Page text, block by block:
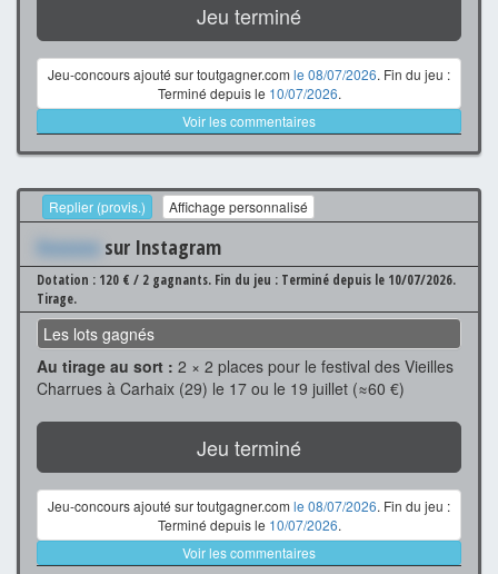
Jeu terminé
Jeu-concours ajouté sur toutgagner.com le 08/07/2026. Fin du jeu :
Terminé depuis le 10/07/2026.
Voir les commentaires
Replier (provis.) Affichage personnalisé
Xxxxxxx sur Instagram
Dotation : 120 € / 2 gagnants. Fin du jeu : Terminé depuis le 10/07/2026.
Tirage.
Les lots gagnés
Au tirage au sort : 2 × 2 places pour le festival des Vieilles
Charrues à Carhaix (29) le 17 ou le 19 juillet (≈60 €)
Jeu terminé
Jeu-concours ajouté sur toutgagner.com le 08/07/2026. Fin du jeu :
Terminé depuis le 10/07/2026.
Voir les commentaires